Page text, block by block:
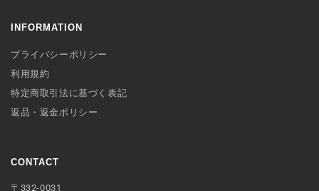
INFORMATION
プライバシーポリシー
利用規約
特定商取引法に基づく表記
返品・返金ポリシー
CONTACT
〒332-0031